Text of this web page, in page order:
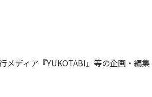
ディア『YUKOTABI』等の企画・編